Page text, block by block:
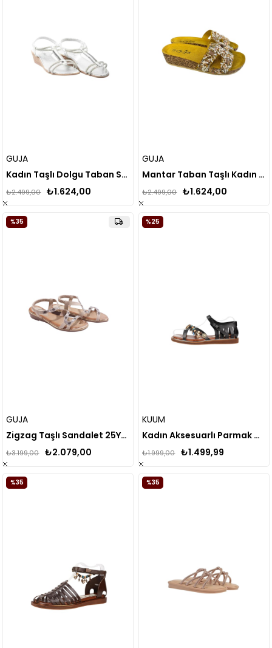
GUJA
Kadın Taşlı Dolgu Taban Sandalet 24Y145-1
₺1.624,00
₺2.499,00
GUJA
Mantar Taban Taşlı Kadın Terlik 24Y102-1
₺1.624,00
₺2.499,00
GUJA
Zigzag Taşlı Sandalet 25Y122-5( KALIBI 1 NUMARA KÜÇÜKTÜR )
₺2.079,00
₺3.199,00
%35
KUUM
Kadın Aksesuarlı Parmak Arası Yumuşak Tabanlı Sandalet
₺1.499,99
₺1.999,00
%25
%35 %35